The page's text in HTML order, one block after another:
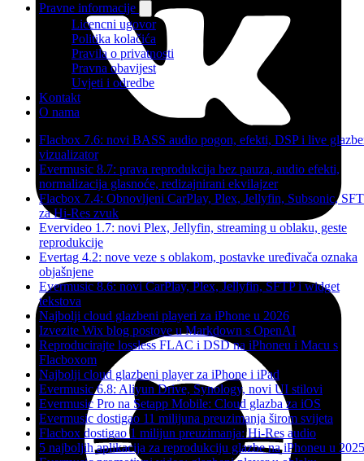
Pravne informacije
Licencni ugovor
Politika kolačića
Pravila o privatnosti
Pravna obavijest
Uvjeti i odredbe
Kontakt
O nama
Flacbox 7.6: novi BASS audio pogon, efekti, DSP i live
vizualizator
Evermusic 8.7: prava reprodukcija bez pauza, audio efekti,
normalizacija glasnoće, redizajnirani ekvilajzer
Flacbox 7.4: Obnovljeni CarPlay, Plex, Jellyfin, Subsonic,
za Hi-Res zvuk
Evervideo 1.7: novi Plex, Jellyfin, streaming u oblaku, geste
reprodukcije
Evertag 4.2: nove veze s oblakom, postavke uređivača oznaka
objašnjene
Evermusic 8.6: novi CarPlay, Plex, Jellyfin, SFTP i widget
tekstova
Najbolji cloud glazbeni playeri za iPhone u 2026
Izvezite Wix blog postove u Markdown s OpenAI
Reproducirajte lossless FLAC i DSD na iPhoneu i Macu s
Flacboxom
Najbolji cloud glazbeni player za iPhone i iPad
Evermusic 6.8: Aliyun Drive, Synology, novi UI stilovi
Evermusic Pro na Setapp Mobile: Cloud glazba za iOS
Evermusic dostigao 11 milijuna preuzimanja širom svijeta
Flacbox dostigao 1 milijun preuzimanja: Hi-Res audio
5 najboljih aplikacija za reprodukciju glazbe na iPhoneu u